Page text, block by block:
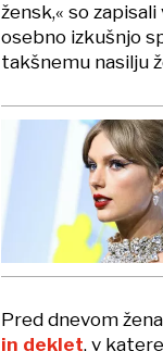
žensk,« so
osebno izkušnjo
takšnemu nasilju
Pred dnevom
in deklet, v